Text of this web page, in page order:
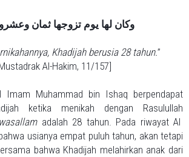
وكان لها يوم تزوجها ثمان
Khadijah berusia 28 tahun.”
Al-Hakim, 11/157]
Imam Muhammad bin Ishaq berpendapat
ketika menikah dengan Rasulullah
adalah 28 tahun. Pada riwayat Al
usianya empat puluh tahun, akan tetapi
bahwa Khadijah melahirkan anak dari